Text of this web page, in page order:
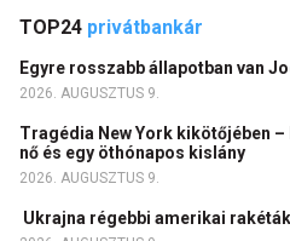
TOP24 privátbankár
Egyre rosszabb állapotban van
2026. AUGUSZTUS 9.
Tragédia New York kikötőjében
nő és egy öthónapos kislány
2026. AUGUSZTUS 9.
Ukrajna régebbi amerikai